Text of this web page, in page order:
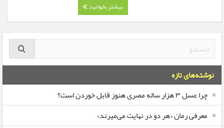
بیشتر بخوانید
نوشته‌های تازه
چرا عسل ۳ هزار ساله‌ مصری هنوز قابل خوردن است؟
معرفی رمان «هر دو در نهایت می‌میرند»